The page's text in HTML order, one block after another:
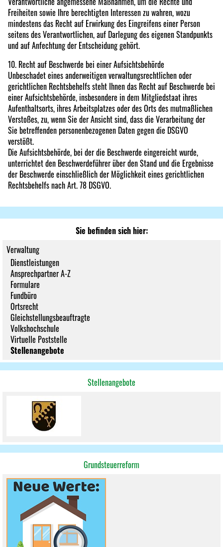
Freiheiten sowie Ihre berechtigten Interessen zu wahren, wozu
mindestens das Recht auf Erwirkung des Eingreifens einer Person
seitens des Verantwortlichen, auf Darlegung des eigenen Standpunkts
und auf Anfechtung der Entscheidung gehört.
10. Recht auf Beschwerde bei einer Aufsichtsbehörde
Unbeschadet eines anderweitigen verwaltungsrechtlichen oder
gerichtlichen Rechtsbehelfs steht Ihnen das Recht auf Beschwerde bei
einer Aufsichtsbehörde, insbesondere in dem Mitgliedstaat ihres
Aufenthaltsorts, ihres Arbeitsplatzes oder des Orts des mutmaßlichen
Verstoßes, zu, wenn Sie der Ansicht sind, dass die Verarbeitung der
Sie betreffenden personenbezogenen Daten gegen die DSGVO
verstößt.
Die Aufsichtsbehörde, bei der die Beschwerde eingereicht wurde,
unterrichtet den Beschwerdeführer über den Stand und die Ergebnisse
der Beschwerde einschließlich der Möglichkeit eines gerichtlichen
Rechtsbehelfs nach Art. 78 DSGVO.
Sie befinden sich hier:
Verwaltung
Dienstleistungen
Ansprechpartner A-Z
Formulare
Fundbüro
Ortsrecht
Gleichstellungsbeauftragte
Volkshochschule
Virtuelle Poststelle
Stellenangebote
Stellenangebote
Grundsteuerreform